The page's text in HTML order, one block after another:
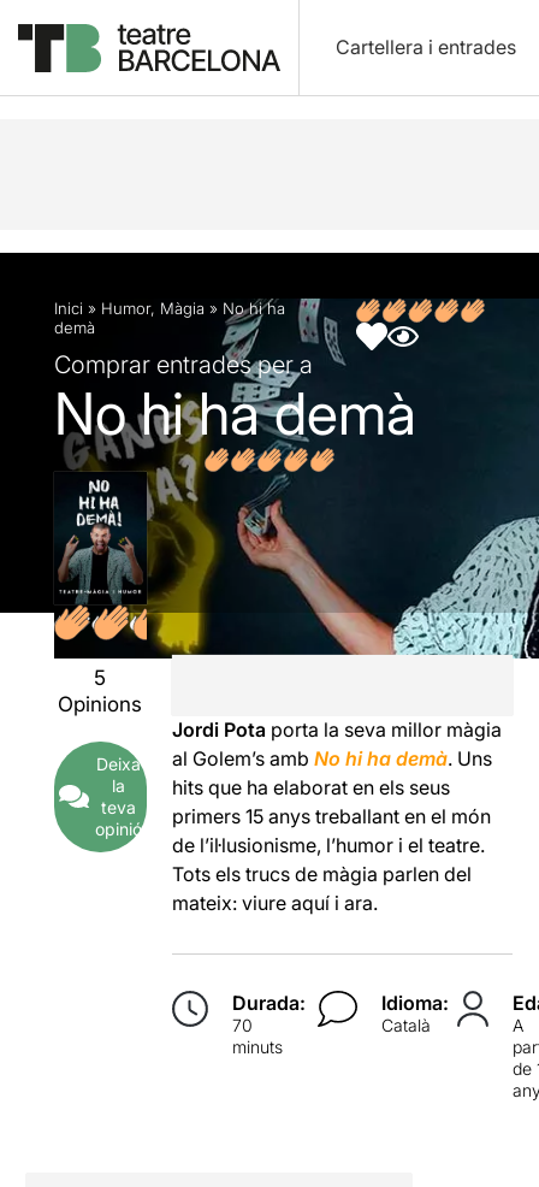
Cartellera i entrades
Descripció Fitxa artística Opinions
Inici » Humor, Màgia » No hi ha
demà
Comprar entrades per a
No hi ha demà
5
Opinions
Deixa
la
teva
opinió
Jordi Pota porta la seva millor màgia
al Golem’s ambNo hi ha demà. Uns
hits que ha elaborat en els seus
primers 15 anys treballant en el món
de l’il·lusionisme, l’humor i el teatre.
Tots els trucs de màgia parlen del
mateix: viure aquí i ara.
Durada:
70
minuts
Idioma:
Català
A
de